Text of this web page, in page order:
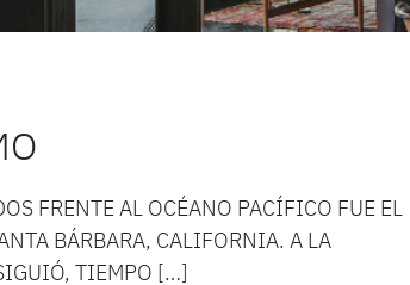
FRENTE AL OCÉANO PACÍFICO FUE EL
BÁRBARA, CALIFORNIA. A LA
TIEMPO […]